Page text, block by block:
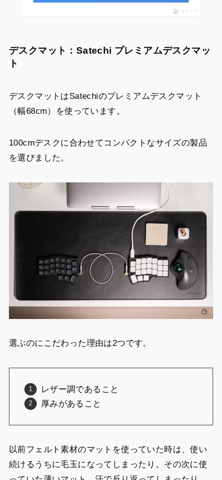
ポチップ
デスクマット：Satechi プレミアムデスクマッ
ト
デスクマットはSatechiのプレミアムデスクマット
（幅68cm）を使っています。
100cmデスクに合わせてコンパクトなサイズの製品
を選びました。
選ぶのにこだわった理由は2つです。
レザー調であること
厚みがあること
以前フェルト素材のマットを使っていた時は、使い
続けるうちに毛玉になってしまったり。その次に使